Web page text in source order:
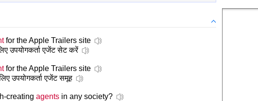
for the Apple Trailers site
उपयोगकर्ता एजेंट सेट करें
for the Apple Trailers site
उपयोगकर्ता एजेंट समूह
creating agents in any society?